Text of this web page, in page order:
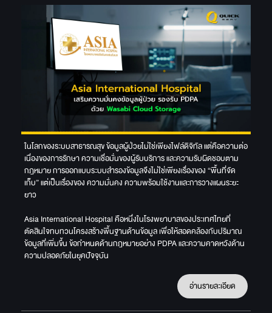
ในโลกของระบบสาธารณสุข ข้อมูลผู้ป่วยไม่ใช่เพียงไฟล์ดิจิทัล แต่คือความต่อ
เนื่องของการรักษา ความเชื่อมั่นของผู้รับบริการ และความรับผิดชอบตาม
กฎหมาย การออกแบบระบบสำรองข้อมูลจึงไม่ใช่เพียงเรื่องของ “พื้นที่จัด
เก็บ” แต่เป็นเรื่องของ ความมั่นคง ความพร้อมใช้งานและการวางแผนระยะ
ยาว
Asia International Hospital คือหนึ่งในโรงพยาบาลของประเทศไทยที่
ตัดสินใจทบทวนโครงสร้างพื้นฐานด้านข้อมูล เพื่อให้สอดคล้องกับปริมาณ
ข้อมูลที่เพิ่มขึ้น ข้อกำหนดด้านกฎหมายอย่าง PDPA และความคาดหวังด้าน
ความปลอดภัยในยุคปัจจุบัน
อ่านรายละเอียด